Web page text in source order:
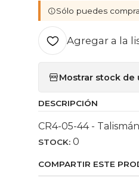
Sólo puedes
Agregar a la
Mostrar stock de
DESCRIPCIÓN
CR4-05-44 -
STOCK: 0
COMPARTIR ESTE